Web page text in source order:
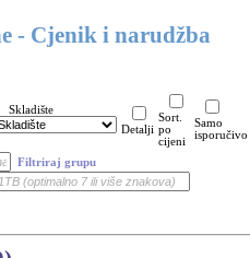
- Cjenik i narudžba
Skladište
Detalji
Sort.
po
cijeni
Samo
isporučivo
Filtriraj grupu